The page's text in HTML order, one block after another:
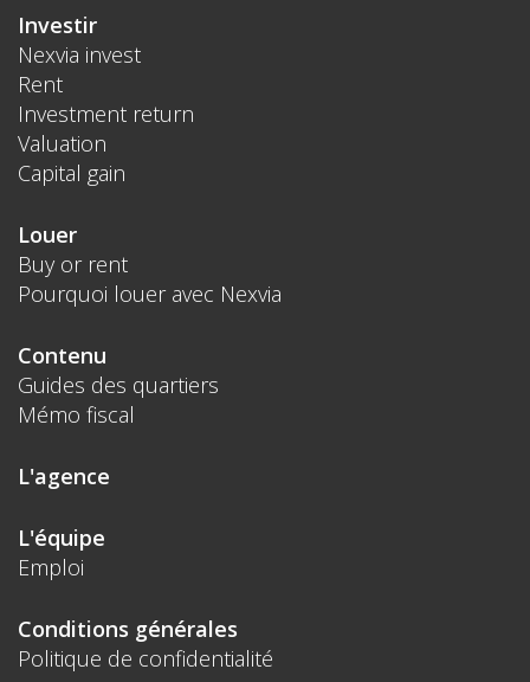
Investir
Nexvia invest
Rent
Investment return
Valuation
Capital gain
Louer
Buy or rent
Pourquoi louer avec Nexvia
Contenu
Guides des quartiers
Mémo fiscal
L'agence
L'équipe
Emploi
Conditions générales
Politique de confidentialité